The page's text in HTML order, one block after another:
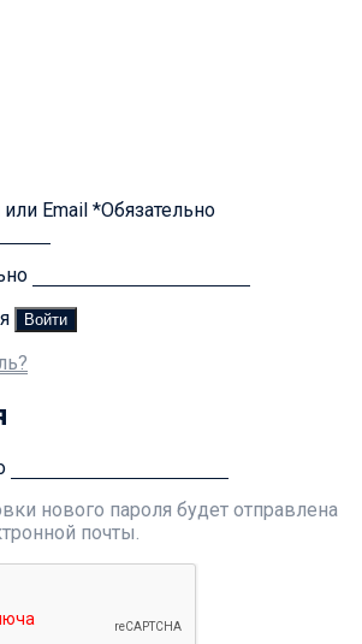
Email *Обязательно
Войти
нового пароля будет отправлена
почты.